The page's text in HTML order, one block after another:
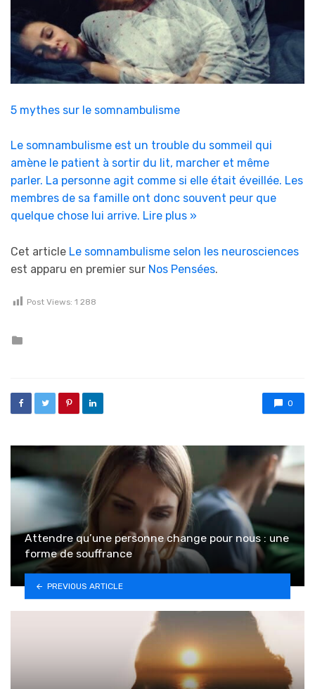
5 mythes sur le somnambulisme
Le somnambulisme est un trouble du sommeil qui
amène le patient à sortir du lit, marcher et même
parler. La personne agit comme si elle était éveillée. Les
membres de sa famille ont donc souvent peur que
quelque chose lui arrive. Lire plus »
Cet article Le somnambulisme selon les neurosciences
est apparu en premier sur Nos Pensées.
Post Views: 1 288
0
Attendre qu’une personne change pour nous : une
forme de souffrance
PREVIOUS ARTICLE